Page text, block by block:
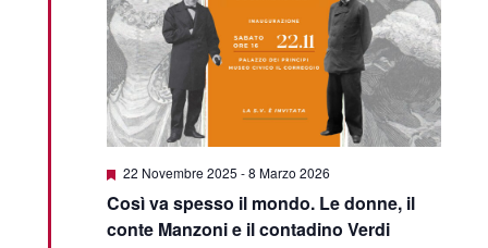
Featured
22 Novembre 2025 -8 Marzo 2026
Così va spesso il mondo. Le donne, il
conte Manzoni e il contadino Verdi